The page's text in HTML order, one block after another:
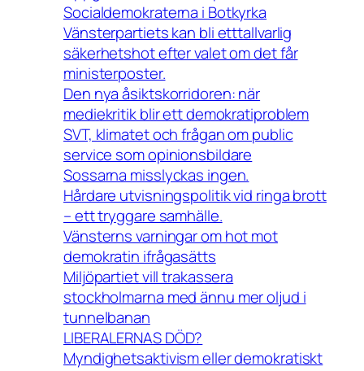
Socialdemokraterna i Botkyrka
Vänsterpartiets kan bli etttallvarlig
säkerhetshot efter valet om det får
ministerposter.
Den nya åsiktskorridoren: när
mediekritik blir ett demokratiproblem
SVT, klimatet och frågan om public
service som opinionsbildare
Sossarna misslyckas ingen.
Hårdare utvisningspolitik vid ringa brott
– ett tryggare samhälle.
Vänsterns varningar om hot mot
demokratin ifrågasätts
Miljöpartiet vill trakassera
stockholmarna med ännu mer oljud i
tunnelbanan
LIBERALERNAS DÖD?
Myndighetsaktivism eller demokratiskt